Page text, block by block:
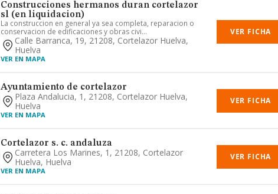
Construcciones hermanos duran cortelazor
sl (en liquidacion)
La construccion en general ya sea completa, reparacion o
conservacion de edificaciones y obras civi...
Calle Barranca, 19, 21208, Cortelazor Huelva,
Huelva
VER EN MAPA
VER FICHA
Ayuntamiento de cortelazor
Plaza Andalucia, 1, 21208, Cortelazor Huelva,
Huelva
VER EN MAPA
VER FICHA
Cortelazor s. c. andaluza
Carretera Los Marines, 1, 21208, Cortelazor
Huelva, Huelva
VER EN MAPA
VER FICHA